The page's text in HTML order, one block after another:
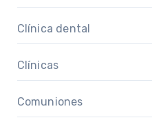
Clínica dental
Clínicas
Comuniones